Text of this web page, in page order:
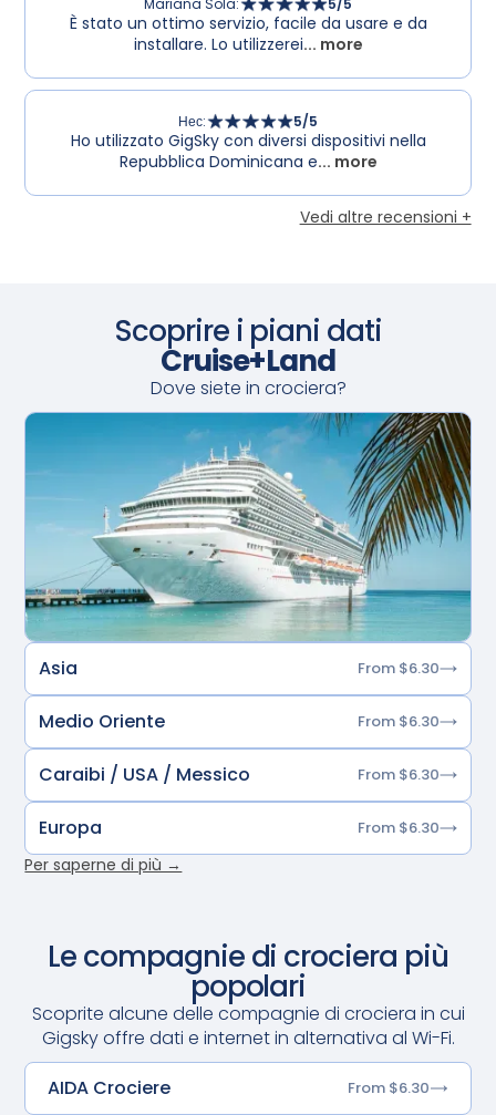
È stato un ottimo servizio, facile da usare e da
installare. Lo utilizzerei... more
Нес: 5/5
Ho utilizzato GigSky con diversi dispositivi nella
Repubblica Dominicana e... more
Vedi altre recensioni +
Scoprire i piani dati
Cruise+Land
Dove siete in crociera?
Asia From $6.30
Medio Oriente From $6.30
Caraibi / USA / Messico From $6.30
Europa From $6.30
Per saperne di più →
Le compagnie di crociera più
popolari
Scoprite alcune delle compagnie di crociera in cui
Gigsky offre dati e internet in alternativa al Wi-Fi.
AIDA Crociere
From $6.30